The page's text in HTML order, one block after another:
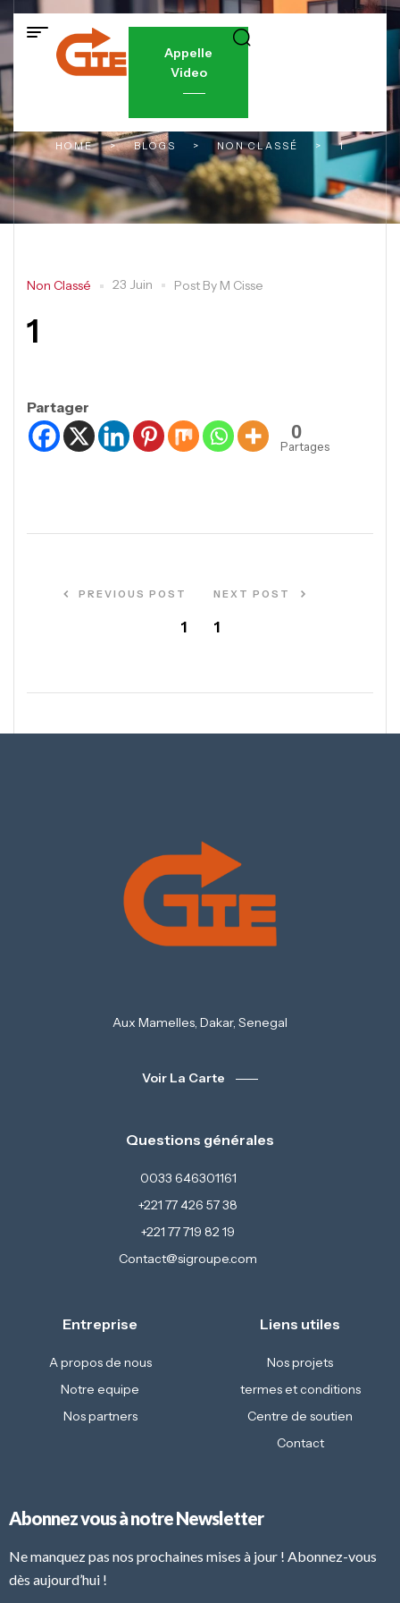
Appelle
Video
HOME > BLOGS > NON CLASSÉ > 1
Non Classé 23 Juin Post By M Cisse
1
Partager
0
Partages
PREVIOUS POST
1
NEXT POST
1
Aux Mamelles, Dakar, Senegal
Voir La Carte
Questions générales
0033 646301161
+221 77 426 57 38
+221 77 719 82 19
Contact@sigroupe.com
Entreprise
A propos de nous
Notre equipe
Nos partners
Liens utiles
Nos projets
termes et conditions
Centre de soutien
Contact
Abonnez vous à notre Newsletter
Ne manquez pas nos prochaines mises à jour ! Abonnez-vous
dès aujourd’hui !